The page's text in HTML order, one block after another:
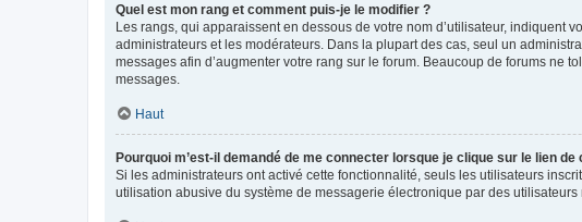
Quel est mon rang et comment puis-je le modifier ?
Les rangs, qui apparaissent en dessous de votre nom d’utilisateur,
administrateurs et les modérateurs. Dans la plupart des cas, seul un
messages afin d’augmenter votre rang sur le forum. Beaucoup de forums ne
messages.
Haut
Pourquoi m’est-il demandé de me connecter lorsque je clique sur le lien
Si les administrateurs ont activé cette fonctionnalité, seuls les utilisateurs
utilisation abusive du système de messagerie électronique par des utilisateurs